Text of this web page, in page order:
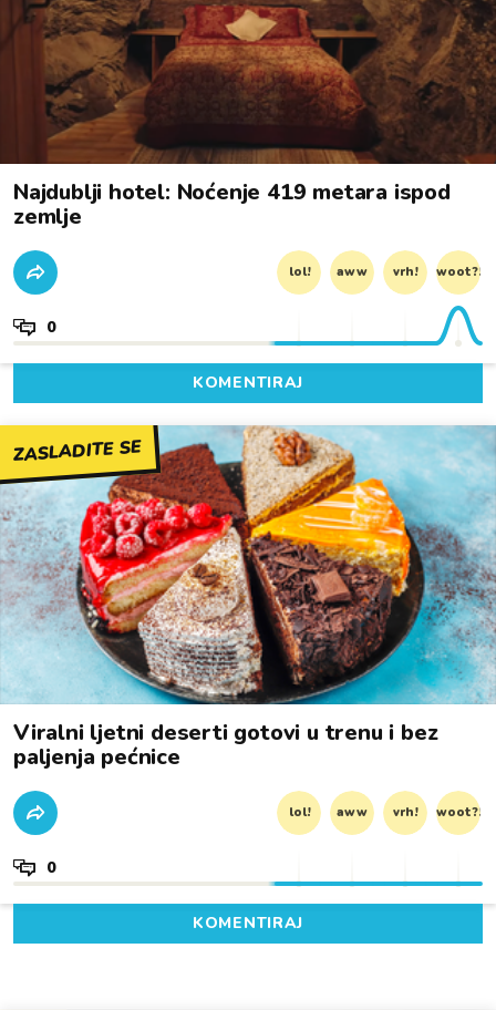
Najdublji hotel: Noćenje 419 metara ispod
zemlje
lol! aww vrh! woot?!
0
KOMENTIRAJ
ZASLADITE SE
Viralni ljetni deserti gotovi u trenu i bez
paljenja pećnice
lol! aww vrh! woot?!
0
KOMENTIRAJ